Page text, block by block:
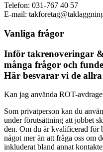
Telefon: 031-767 40 57
E-mail:
Vanliga frågor
Inför takrenoveringar
många frågor och
Här besvarar vi de
Kan jag använda ROT-
Som privatperson kan du
under förutsättning att jobbet
den. Om du är kvalificerad för
något mer än att fråga oss om
inkluderat bland annat